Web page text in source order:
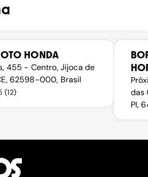
HONDA
455 - Centro, Jijoca de
62598-000, Brasil
(12)
das
PI,